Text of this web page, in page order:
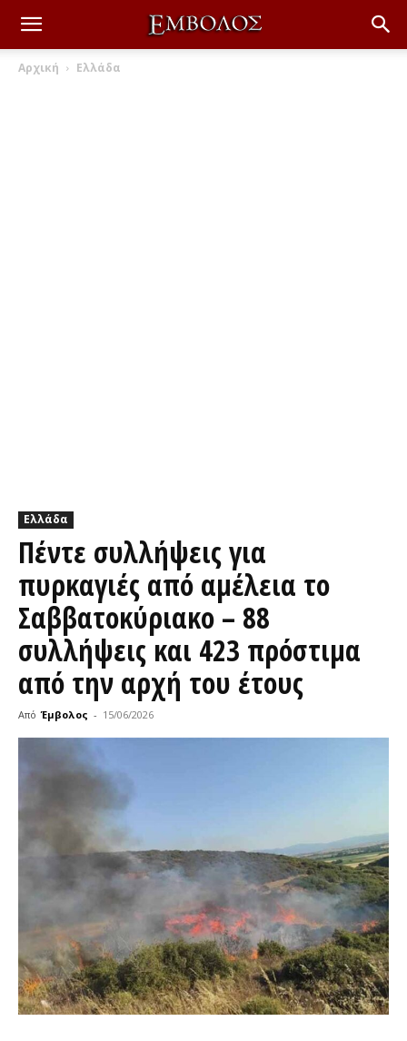
Αρχική Ελλάδα
Ελλάδα
Πέντε συλλήψεις για
πυρκαγιές από αμέλεια το
Σαββατοκύριακο – 88
συλλήψεις και 423 πρόστιμα
από την αρχή του έτους
Από Έμβολος - 15/06/2026